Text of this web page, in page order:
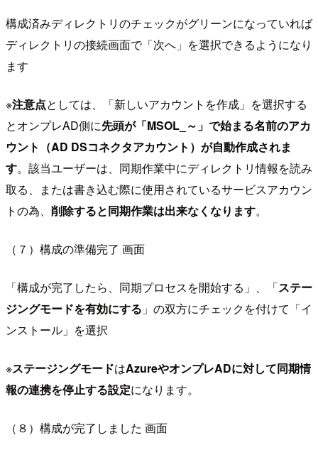
構成済みディレクトリのチェックがグリーンになっていれば
ディレクトリの接続画面で「次へ」を選択できるようになり
ます
※注意点としては、「新しいアカウントを作成」を選択する
とオンプレAD側に先頭が「MSOL_～」で始まる名前のアカ
ウント（AD DSコネクタアカウント）が自動作成されま
す。該当ユーザーは、同期作業中にディレクトリ情報を読み
取る、または書き込む際に使用されているサービスアカウン
トの為、 削除すると同期作業は出来なくなります。
（７）構成の準備完了 画面
「構成が完了したら、同期プロセスを開始する」、「ステー
ジングモードを有効にする 」の双方にチェックを付けて「イ
ンストール」を選択
※ステージングモードはAzureやオンプレADに対して同期情
報の連携を停止する設定になります。
（８）構成が完了しました 画面